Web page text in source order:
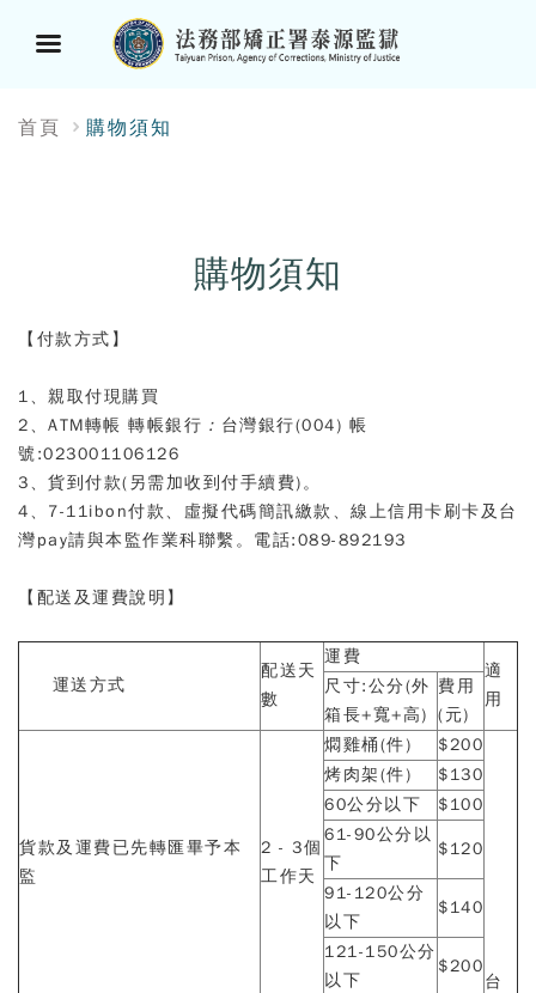
單
首頁 購物須知
購物須知
【付款方式】
1、親取付現購買
2、 ATM轉帳 轉帳銀行 ： 台灣銀行(004) 帳
號:023001106126
3、 貨到付款( 另需加收到付手續費)。
4、 7-11ibon付款、虛擬代碼簡訊繳款、 線上信用卡刷卡及台
灣pay請與本監作業科聯繫。電話:089-892193
【配送及運費說明】
運送方式
配送天
數
運費
適
用
尺寸:公分(外
箱長+寬+高)
費用
(元)
貨款及運費已先轉匯畢予本
監
2 - 3個
工作天
燜雞桶(件) $200
台
烤肉架(件)
$130
60公分以下
$100
61-90公分以
下
$120
91-120公分
以下
$140
121-150公分
以下
$200